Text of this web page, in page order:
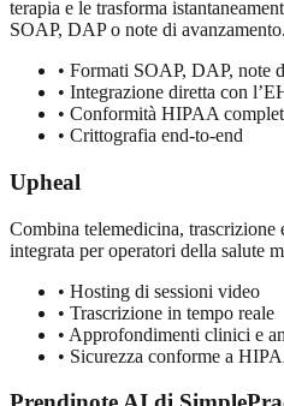
terapia e le trasforma
SOAP, DAP o note di avanzamento.
• Formati SOAP, DAP, note
• Integrazione diretta con
• Conformità HIPAA
• Crittografia end-to-end
Upheal
Combina telemedicina,
integrata per operatori della salute
• Hosting di sessioni video
• Trascrizione in tempo reale
• Approfondimenti clinici e
• Sicurezza conforme a